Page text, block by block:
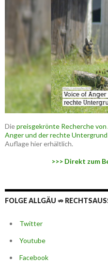
Diepreisgekrönte Recherche von
Anger und der rechte Untergrund
Auflage hier erhältlich.
>>> Direkt zum
FOLGE ALLGÄU ⇏
Twitter
Youtube
Facebook